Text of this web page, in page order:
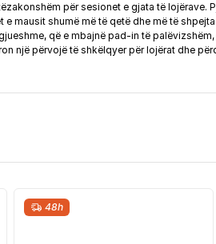
për sesionet e gjata të
mausit shumë më të qetë dhe më të
që e mbajnë pad-in të
një përvojë të shkëlqyer për lojërat dhe
48h